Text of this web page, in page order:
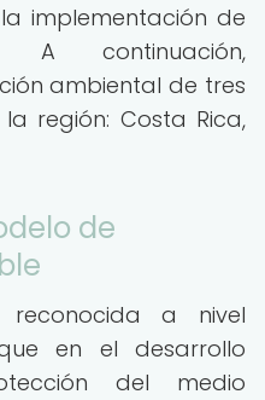
implementación de
A continuación,
ambiental de tres
región: Costa Rica,
de
a nivel
en el desarrollo
del medio